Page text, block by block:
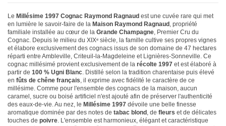
Le Millésime 1997 Cognac Raymond Ragnaud est une cuvée rare qui met
en lumière le savoir-faire de la Maison Raymond Ragnaud , propriété
familiale installée au cœur de la Grande Champagne, Premier Cru du
Cognac. Depuis le milieu du XIXᵉ siècle, la famille cultive ses propres vignes
et élabore exclusivement des cognacs issus de son domaine de 47 hectares
réparti entre Ambleville, Criteuil-la-Magdeleine et Lignières-Sonneville. Ce
cognac millésimé provient exclusivement de la récolte 1997 et est élaboré à
partir de 100 % Ugni Blanc. Distillé selon la tradition charentaise puis élevé
en fûts de chêne français, il exprime avec fidélité le caractère de ce
millésime. Comme pour l'ensemble des cognacs de la maison, aucun
caramel, sucre ou boisé artificiel n'est ajouté afin de préserver l'authenticité
des eaux-de-vie. Au nez, le Millésime 1997 dévoile une belle finesse
aromatique dominée par des notes de tabac blond , de fleurs et de délicates
touches de poivre. L'ensemble est harmonieux, élégant et caractéristique